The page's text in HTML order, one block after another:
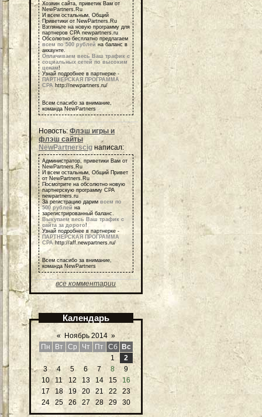
Хозяин сайта, приветик Вам от
NewPartners.Ru
И всем остальным, Общий
Приветики от NewPartners.Ru
Взгляньте на новую программу для
партнеров СРА newpartners.ru
Обсолютно бесплатно предлагаем
всем по 500 рублей на баланс в
аккаунте.
Оплачиваем весь Ваш трафик с
социальных сетей по высоким
ценам!
Узнай подробнее в партнерке -
ПАРТНЕРСКАЯ ПРОГРАММА
СРА http://newpartners.ru/
Всем спасибо за внимание,
команда NewPartners
Новость: Флэш игры и
флэш сайты
NewPartnerscig написал:
Администратор, приветики Вам от
NewPartners.Ru
И всем остальным, Общий Привет
от NewPartners.Ru
Посмотрите на обсолютно новую
партнерскую программу СРА
newpartners.ru
За регистрацию дарим всем по
500 рублей на
зарегистрированный баланс.
Выкупаем весь Ваш трафик с
сайта за дорого!
Узнай подробнее в партнерке -
ПАРТНЕРСКАЯ ПРОГРАММА
СРА http://aff.newpartners.ru/
Всем спасибо за внимание,
команда NewPartners
все комментарии
Календарь
« Ноябрь 2014 »
Пн
Вт Ср Чт Пт Сб
Вс
1
2
3
4 5 6 7 8
9
10
11 12 13 14 15
16
17
18 19 20 21 22
23
24
25 26 27 28 29 30